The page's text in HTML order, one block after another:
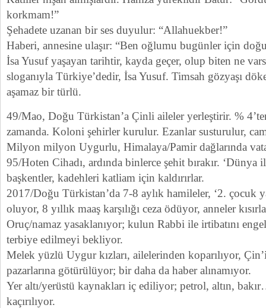
korkmam!”
Şehadete uzanan bir ses duyulur: “Allahuekber!”
Haberi, annesine ulaşır: “Ben oğlumu bugünler için
İsa Yusuf yaşayan tarihtir, kayda geçer, olup biten ne
sloganıyla Türkiye’dedir, İsa Yusuf. Timsah gözyaşı
aşamaz bir türlü.
49/Mao, Doğu Türkistan’a Çinli aileler yerleştirir. %
zamanda. Koloni şehirler kurulur. Ezanlar susturulur,
Milyon milyon Uygurlu, Himalaya/Pamir dağlarında
95/Hoten Cihadı, ardında binlerce şehit bırakır. ‘Dünya
başkentler, kadehleri katliam için kaldırırlar.
2017/Doğu Türkistan’da 7-8 aylık hamileler, ‘2. çocuk
oluyor, 8 yıllık maaş karşılığı ceza ödüyor, anneler
Oruç/namaz yasaklanıyor; kulun Rabbi ile irtibatını
terbiye edilmeyi bekliyor.
Melek yüzlü Uygur kızları, ailelerinden koparılıyor,
pazarlarına götürülüyor; bir daha da haber alınamıyor.
Yer altı/yerüstü kaynakları iç ediliyor; petrol, altın,
kaçırılıyor.